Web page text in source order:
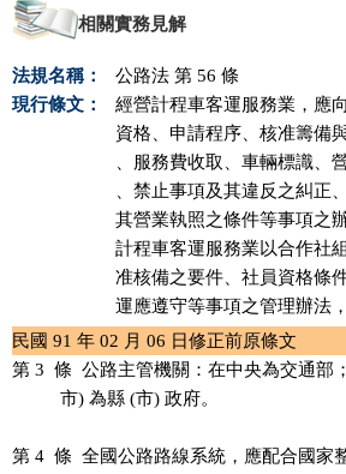
相關實務見解
法規名稱：
公路法 第 56 條
現行條文：
經營計程車客運服務業，應
資格、申請程序、核准籌備
、服務費收取、車輛標識、
、禁止事項及其違反之糾正
其營業執照之條件等事項之
計程車客運服務業以合作社
准核備之要件、社員資格條
運應遵守等事項之管理辦法
民國 91 年 02 月 06 日修正前原條文
第 3  條  公路主管機關：在中央為交通部
          市) 為縣 (市) 政府。
第 4  條  全國公路路線系統，應配合國家